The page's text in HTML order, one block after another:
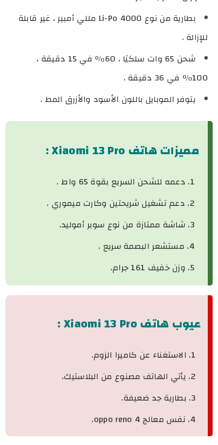
بطارية من نوع Li-Po 4000 مللي أمبير ، غير قابلة
للإزالة .
شحن 65 وات سلكيًا ، 60٪ في 15 دقيقة ،
100٪ في 36 دقيقة .
يتوفر الموبايل باللون الأسود والأزرق المط .
مميزات هاتف Xiaomi 13 Pro
:
دعمه للشحن السريع بقوة 65 واط .
دعم تشغيل شريحتين وكارت ميموري .
شاشة ممتازة من نوع سوبر أموليد.
مستشعر البصمة سريع .
وزن خفيف 161 جرام.
عيوب هاتفXiaomi 13 Pro
:
الاستغناء عن كاميرا الزوم.
يأتي الهاتف مصنوع من البلاستيك.
بطارية جد ضعيفة.
نفس معالج oppo reno 4.